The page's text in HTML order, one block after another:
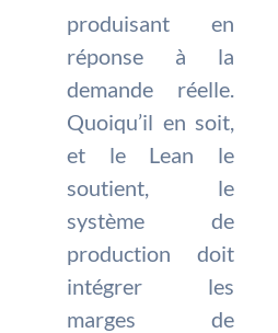
produisant en
réponse à la
demande réelle.
Quoiqu’il en soit,
et le Lean le
soutient, le
système de
production doit
intégrer les
marges de